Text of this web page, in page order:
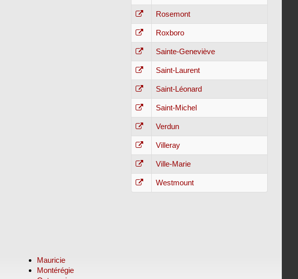
Rosemont
Roxboro
Sainte-Geneviève
Saint-Laurent
Saint-Léonard
Saint-Michel
Verdun
Villeray
Ville-Marie
Westmount
Mauricie
Montérégie